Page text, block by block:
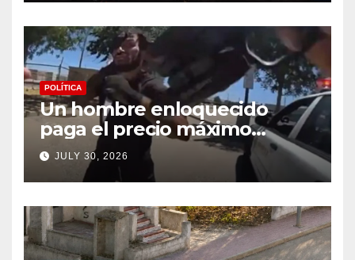
POLÍTICA
Un hombre enloquecido
paga el precio máximo
después de llevar un cuchillo
a un tiroteo con agentes del
condado de Los Ángeles
(VIDEO) * The Gateway
Pundit * por Cullen
Linebarger
JULY 30, 2026